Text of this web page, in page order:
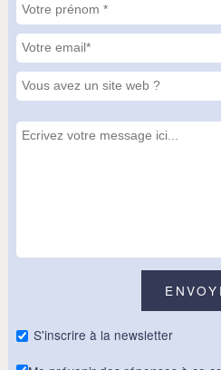
S'inscrire à la newsletter